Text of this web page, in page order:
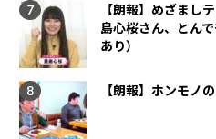
【朗報】めざまし
島心桜さん、とん
あり）
【朗報】ホンモノ